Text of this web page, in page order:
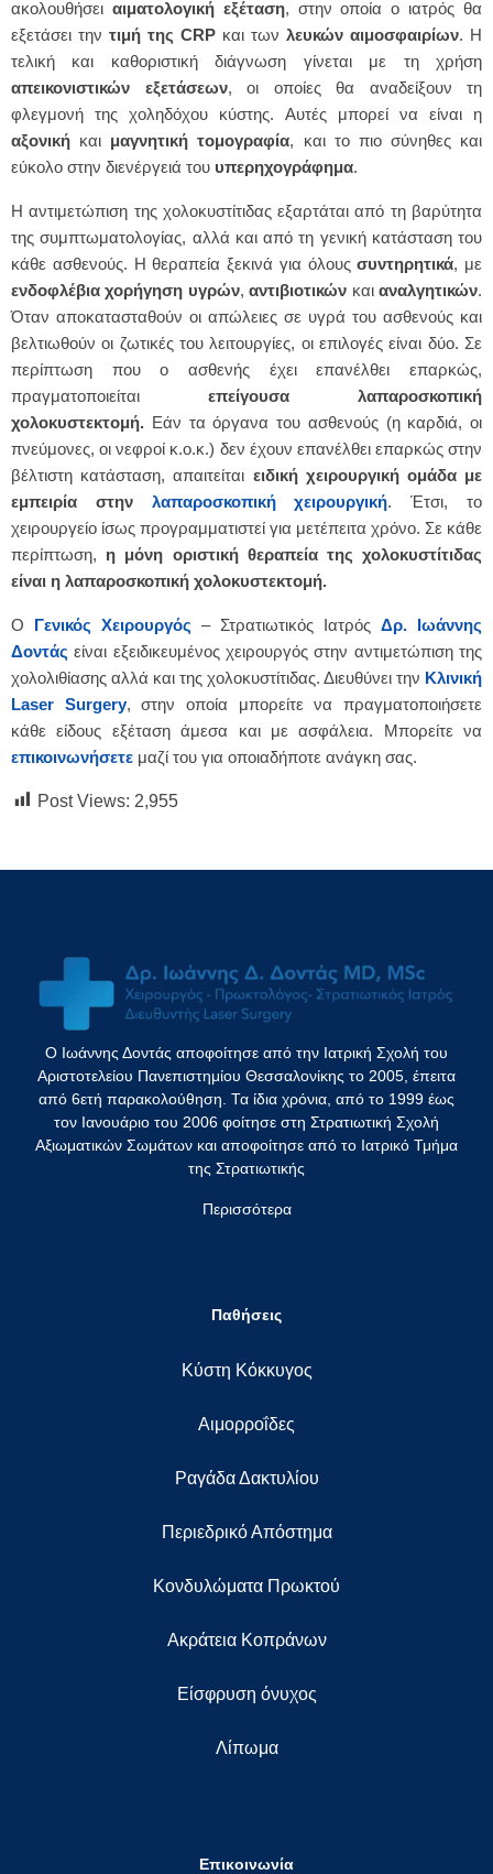
ακολουθήσει αιματολογική εξέταση, στην οποία ο ιατρός θα
εξετάσει την τιμή της CRP και των λευκών αιμοσφαιρίων. Η
τελική και καθοριστική διάγνωση γίνεται με τη χρήση
απεικονιστικών εξετάσεων, οι οποίες θα αναδείξουν τη
φλεγμονή της χοληδόχου κύστης. Αυτές μπορεί να είναι η
αξονική και μαγνητική τομογραφία, και το πιο σύνηθες και
εύκολο στην διενέργειά του υπερηχογράφημα.
Η αντιμετώπιση της χολοκυστίτιδας εξαρτάται από τη βαρύτητα
της συμπτωματολογίας, αλλά και από τη γενική κατάσταση του
κάθε ασθενούς. Η θεραπεία ξεκινά για όλουςσυντηρητικά, με
ενδοφλέβια χορήγηση υγρών,αντιβιοτικών καιαναλγητικών.
Όταν αποκατασταθούν οι απώλειες σε υγρά του ασθενούς και
βελτιωθούν οι ζωτικές του λειτουργίες, οι επιλογές είναι δύο. Σε
περίπτωση που ο ασθενής έχει επανέλθει επαρκώς,
πραγματοποιείται επείγουσα λαπαροσκοπική
χολοκυστεκτομή. Εάν τα όργανα του ασθενούς (η καρδιά, οι
πνεύμονες, οι νεφροί κ.ο.κ.) δεν έχουν επανέλθει επαρκώς στην
βέλτιστη κατάσταση, απαιτείται ειδική χειρουργική ομάδα με
εμπειρία στην λαπαροσκοπική χειρουργική. Έτσι, το
χειρουργείο ίσως προγραμματιστεί για μετέπειτα χρόνο. Σε κάθε
περίπτωση, η μόνη οριστική θεραπεία της χολοκυστίτιδας
είναι η λαπαροσκοπική χολοκυστεκτομή.
Ο Γενικός Χειρουργός – Στρατιωτικός Ιατρός Δρ. Ιωάννης
Δοντάς είναι εξειδικευμένος χειρουργός στην αντιμετώπιση της
χολολιθίασης αλλά και της χολοκυστίτιδας. Διευθύνει την Κλινική
Laser Surgery, στην οποία μπορείτε να πραγματοποιήσετε
κάθε είδους εξέταση άμεσα και με ασφάλεια. Μπορείτε να
επικοινωνήσετε μαζί του για οποιαδήποτε ανάγκη σας.
Post Views: 2,955
Ο Ιωάννης Δοντάς αποφοίτησε από την Ιατρική Σχολή του
Αριστοτελείου Πανεπιστημίου Θεσσαλονίκης το 2005, έπειτα
από 6ετή παρακολούθηση. Τα ίδια χρόνια, από το 1999 έως
τον Ιανουάριο του 2006 φοίτησε στη Στρατιωτική Σχολή
Αξιωματικών Σωμάτων και αποφοίτησε από το Ιατρικό Τμήμα
της Στρατιωτικής
Περισσότερα
Παθήσεις
Κύστη Κόκκυγος
Αιμορροΐδες
Ραγάδα Δακτυλίου
Περιεδρικό Απόστημα
Κονδυλώματα Πρωκτού
Ακράτεια Κοπράνων
Eίσφρυση όνυχος
Λίπωμα
Επικοινωνία